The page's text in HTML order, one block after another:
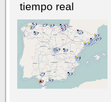
NÚMERO ACTUALHEMEROTECA
tiempo real